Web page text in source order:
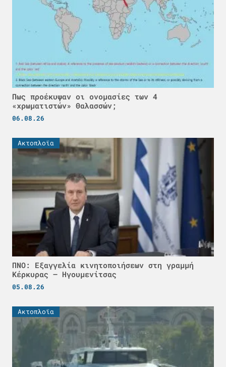
Πως προέκυψαν οι ονομασίες των 4
«χρωματιστών» Θαλασσών;
06.08.26
Ακτοπλοϊα
ΠΝΟ: Εξαγγελία κινητοποιήσεων στη γραμμή
Κέρκυρας – Ηγουμενίτσας
05.08.26
Ακτοπλοϊα